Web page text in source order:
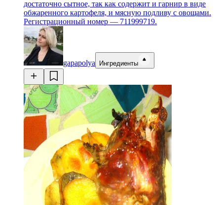
достаточно сытное, так как содержит и гарнир в виде
обжаренного картофеля, и мясную подливу с овощами.
Регистрационный номер — 711999719.
gapapolya Ингредиенты